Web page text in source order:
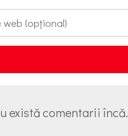
există comentarii încă.